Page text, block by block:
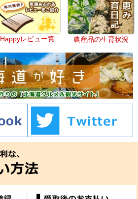
Happyレビュー賞 農産品の生育状況